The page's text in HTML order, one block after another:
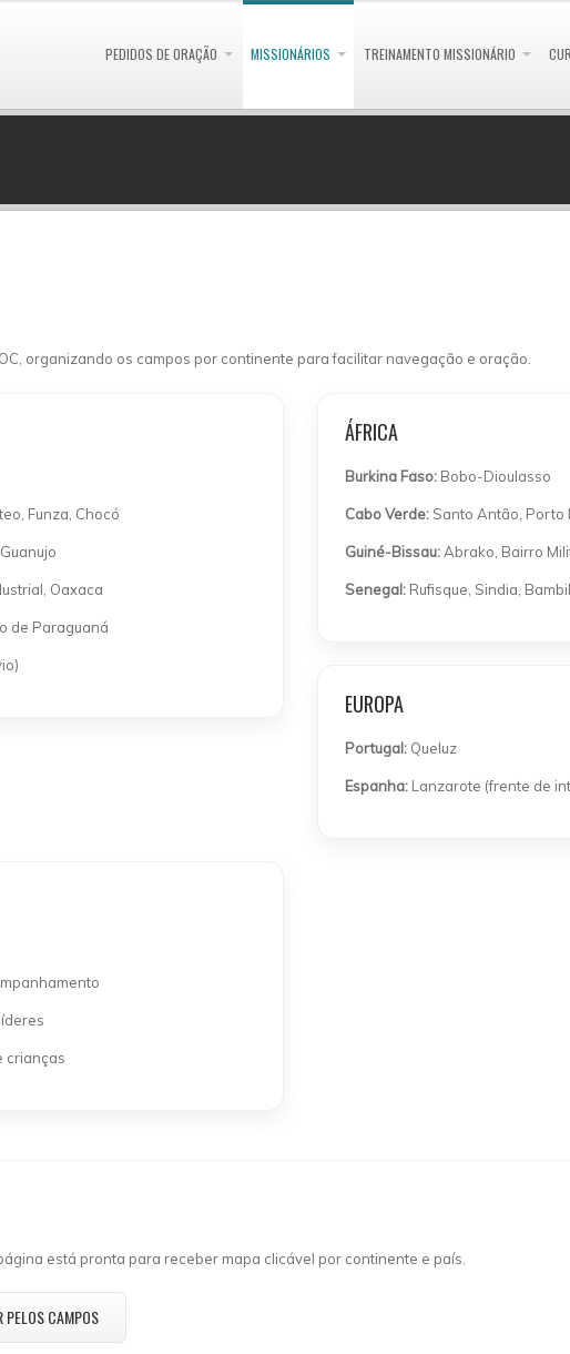
PEDIDOS DE ORAÇÃO MISSIONÁRIOS TREINAMENTO MISSIONÁRIO
organizando os campos por continente para facilitar navegação e oração.
Funza, Chocó
Oaxaca
de Paraguaná
ÁFRICA
Burkina Faso: Bobo-Dioulasso
Cabo Verde: Santo Antão, Porto
Guiné-Bissau:Abrako, Bairro
Senegal: Rufisque, Sindia,
EUROPA
Portugal: Queluz
Espanha: Lanzarote (frente de
crianças
está pronta para receber mapa clicável por continente e país.
PELOS CAMPOS